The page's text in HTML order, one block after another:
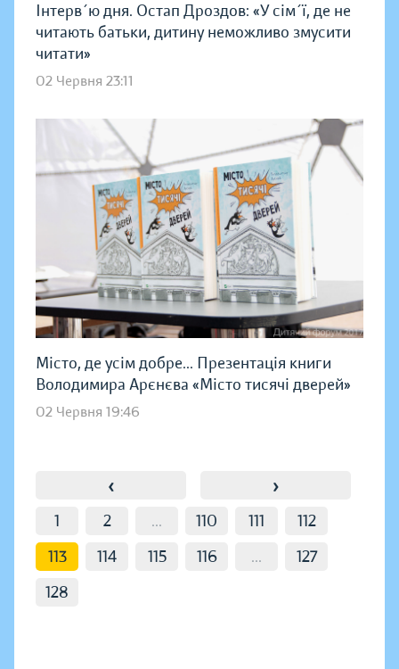
Інтерв´ю дня. Остап Дроздов: «У сім´ї, де не
читають батьки, дитину неможливо змусити
читати»
02 Червня 23:11
Місто, де усім добре... Презентація книги
Володимира Арєнєва «Місто тисячі дверей»
02 Червня 19:46
‹
1 2 ... 110 111
112
113
114 115 116 ...
127
128
›